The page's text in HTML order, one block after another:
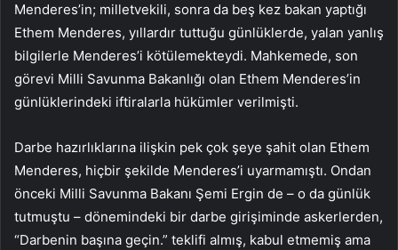
Menderes’in; milletvekili, sonra da beş kez bakan yaptığı
Ethem Menderes, yıllardır tuttuğu günlüklerde, yalan yanlış
bilgilerle Menderes’i kötülemekteydi. Mahkemede, son
görevi Milli Savunma Bakanlığı olan Ethem Menderes’in
günlüklerindeki iftiralarla hükümler verilmişti.
Darbe hazırlıklarına ilişkin pek çok şeye şahit olan Ethem
Menderes, hiçbir şekilde Menderes’i uyarmamıştı. Ondan
önceki Milli Savunma Bakanı Şemi Ergin de – o da günlük
tutmuştu – dönemindeki bir darbe girişiminde askerlerden,
“Darbenin başına geçin.” teklifi almış, kabul etmemiş ama